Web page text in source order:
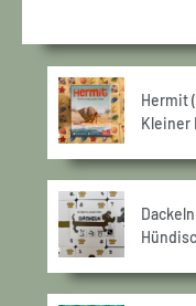
Hermit
Kleiner